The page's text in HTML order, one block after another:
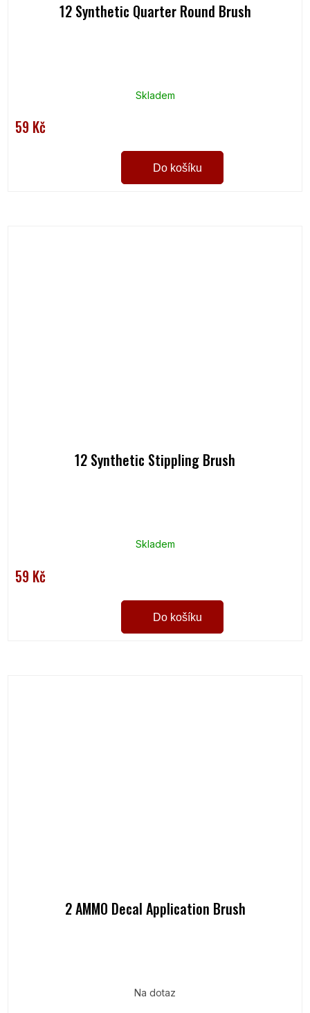
12 Synthetic Quarter Round Brush
Skladem
59 Kč
Do košíku
12 Synthetic Stippling Brush
Skladem
59 Kč
Do košíku
2 AMMO Decal Application Brush
Na dotaz